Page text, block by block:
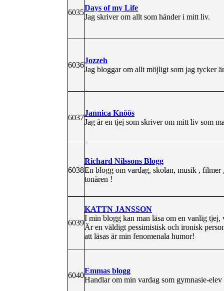
6035
Days of my Life
Jag skriver om allt som händer i mitt liv.
6036
Jozzeh
Jag bloggar om allt möjligt som jag tycker
6037
Jannica Knöös
Jag är en tjej som skriver om mitt liv som
6038
Richard Nilssons Blogg
En blogg om vardag, skolan, musik , filmer
tonåren !
6039
KATTN JANSSON
I min blogg kan man läsa om en vanlig
Är en väldigt pessimistisk och ironisk
att läsas är min fenomenala humor!
6040
Emmas blogg
Handlar om min vardag som gymnasie-elev